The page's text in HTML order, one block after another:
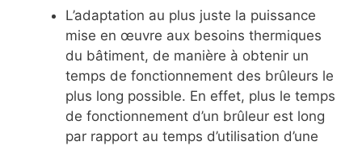
L’adaptation au plus juste la puissance
mise en œuvre aux besoins thermiques
du bâtiment, de manière à obtenir un
temps de fonctionnement des brûleurs le
plus long possible. En effet, plus le temps
de fonctionnement d’un brûleur est long
par rapport au temps d’utilisation d’une